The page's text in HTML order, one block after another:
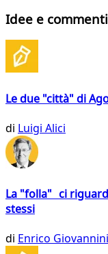
Idee e commenti
Le due "città" di
di Luigi Alici
La "folla" ci
stessi
di Enrico Giovannini